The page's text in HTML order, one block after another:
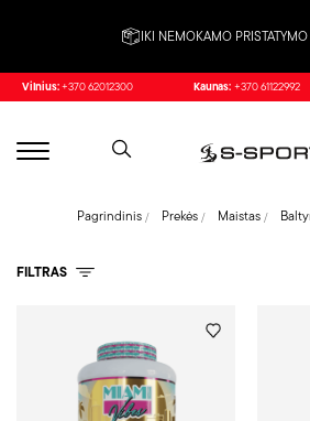
IKI NEMOKAMO
Vilnius: +370 62012300 Kaunas: +370 61122992
FILTRAS
Pagrindinis Prekės Maistas